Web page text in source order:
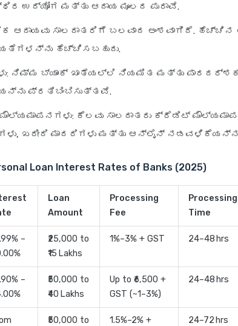
ಉದ್ಯೋಗ ಮತ್ತು ಆದಾಯ ಮೂಲದ ಪುರಾವೆ.
ಆದಾಯವು ಸಾಲದಾತರಿಗೆ ಬಲವಾದ ಅಂಶವಾಗಿದೆ. ಹೆಚ್ಚಿನ
ಹೆಚ್ಚಿಸಬಹುದು.
: ನಿಮ್ಮ ಬ್ಯಾಂಕ್ ಖಾತೆಯಲ್ಲಿ ನಿಯಮಿತ ಮತ್ತು ಪಾರದರ್ಶಕ
ಪ್ರತಿಬಿಂಬಿಸುತ್ತವೆ.
: ಕೆಲವು ಸಾಲದಾತರು ಕ್ರೆಡಿಟ್
ಖರೀದಿ ಮಾದರಿಗಳು ಮತ್ತು ಆನ್‌ಲೈನ್
Loan Interest Rates of Banks (2025)
Loan
Amount
Processing
Fee
Processing
Time
–
₹25,000 to
₹15 Lakhs
1%–3% + GST 24–48 hrs
–
₹50,000 to
₹40 Lakhs
Up to ₹6,500 +
GST (~1–3%)
24–48 hrs
₹50,000 to
1.5%–2% +
24–72 hrs